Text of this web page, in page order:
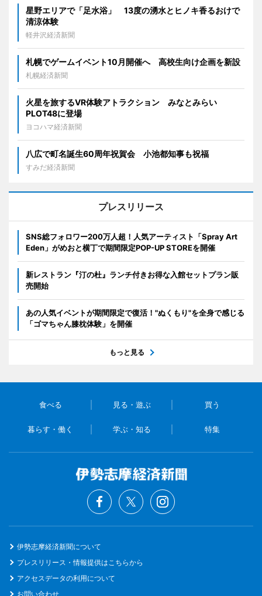
星野エリアで「足水浴」 13度の湧水とヒノキ香るおけで
清涼体験
軽井沢経済新聞
札幌でゲームイベント10月開催へ 高校生向け企画を新設
札幌経済新聞
火星を旅するVR体験アトラクション みなとみらい
PLOT48に登場
ヨコハマ経済新聞
八広で町名誕生60周年祝賀会 小池都知事も祝福
すみだ経済新聞
プレスリリース
SNS総フォロワー200万人超！人気アーティスト「Spray Art
Eden」がめおと横丁で期間限定POP-UP STOREを開催
新レストラン『汀の杜』ランチ付きお得な入館セットプラン販
売開始
あの人気イベントが期間限定で復活！"ぬくもり"を全身で感じる
「ゴマちゃん膝枕体験」を開催
もっと見る
食べる 見る・遊ぶ 買う
暮らす・働く 学ぶ・知る 特集
伊勢志摩経済新聞について
プレスリリース・情報提供はこちらから
アクセスデータの利用について
お問い合わせ